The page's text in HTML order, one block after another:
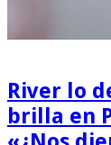
River lo
brilla en